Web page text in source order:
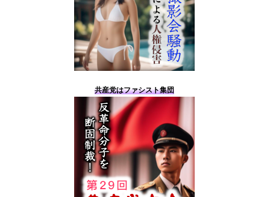
共産党はファシスト集団